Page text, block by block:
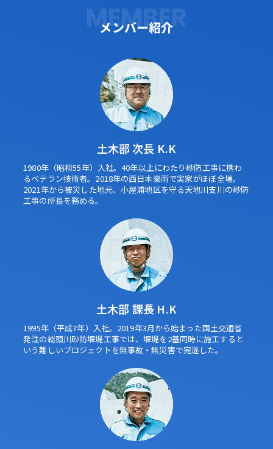
メンバー紹介
MEMBER
土木部 次長 K.K
1980年（昭和55年）入社。40年以上にわたり砂防工事に携わ
るベテラン技術者。2018年の西日本豪雨で実家がほぼ全壊。
2021年から被災した地元、小屋浦地区を守る天地川支川の砂防
工事の所長を務める。
土木部 課長 H.K
1995年（平成7年）入社。2019年3月から始まった国土交通省
発注の総頭川砂防堰堤工事では、堰堤を2基同時に施工すると
いう難しいプロジェクトを無事故・無災害で完遂した。